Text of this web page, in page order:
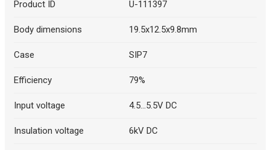
Product ID U-111397
Body dimensions 19.5x12.5x9.8mm
Case SIP7
Efficiency 79%
Input voltage 4.5...5.5V DC
Insulation voltage 6kV DC